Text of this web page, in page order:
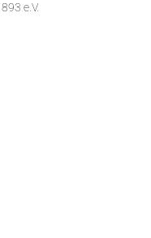
e.V.